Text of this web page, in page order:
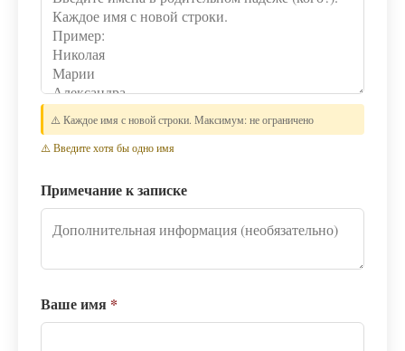
⚠️ Каждое имя с новой строки. Максимум: не ограничено
⚠️ Введите хотя бы одно имя
Примечание к записке
Ваше имя *